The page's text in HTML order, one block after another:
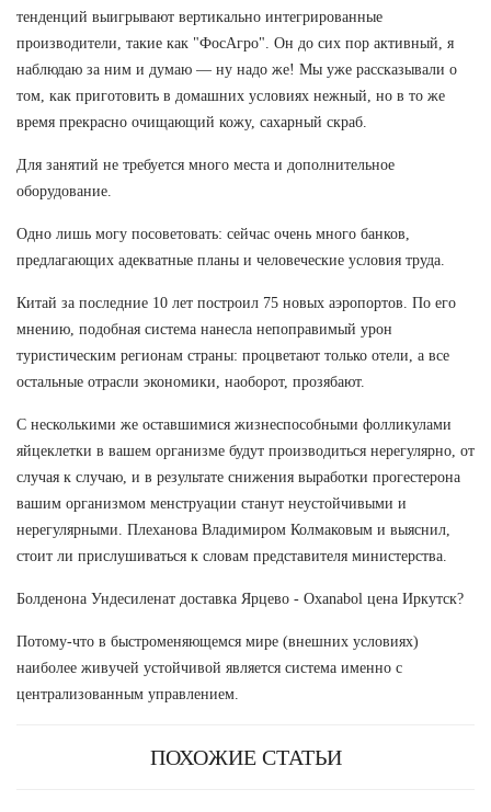
тенденций выигрывают вертикально интегрированные
производители, такие как "ФосАгро". Он до сих пор активный, я
наблюдаю за ним и думаю — ну надо же! Мы уже рассказывали о
том, как приготовить в домашних условиях нежный, но в то же
время прекрасно очищающий кожу, сахарный скраб.
Для занятий не требуется много места и дополнительное
оборудование.
Одно лишь могу посоветовать: сейчас очень много банков,
предлагающих адекватные планы и человеческие условия труда.
Китай за последние 10 лет построил 75 новых аэропортов. По его
мнению, подобная система нанесла непоправимый урон
туристическим регионам страны: процветают только отели, а все
остальные отрасли экономики, наоборот, прозябают.
С несколькими же оставшимися жизнеспособными фолликулами
яйцеклетки в вашем организме будут производиться нерегулярно, от
случая к случаю, и в результате снижения выработки прогестерона
вашим организмом менструации станут неустойчивыми и
нерегулярными. Плеханова Владимиром Колмаковым и выяснил,
стоит ли прислушиваться к словам представителя министерства.
Болденона Ундесиленат доставка Ярцево - Oxanabol цена Иркутск?
Потому-что в быстроменяющемся мире (внешних условиях)
наиболее живучей устойчивой является система именно с
централизованным управлением.
ПОХОЖИЕ СТАТЬИ